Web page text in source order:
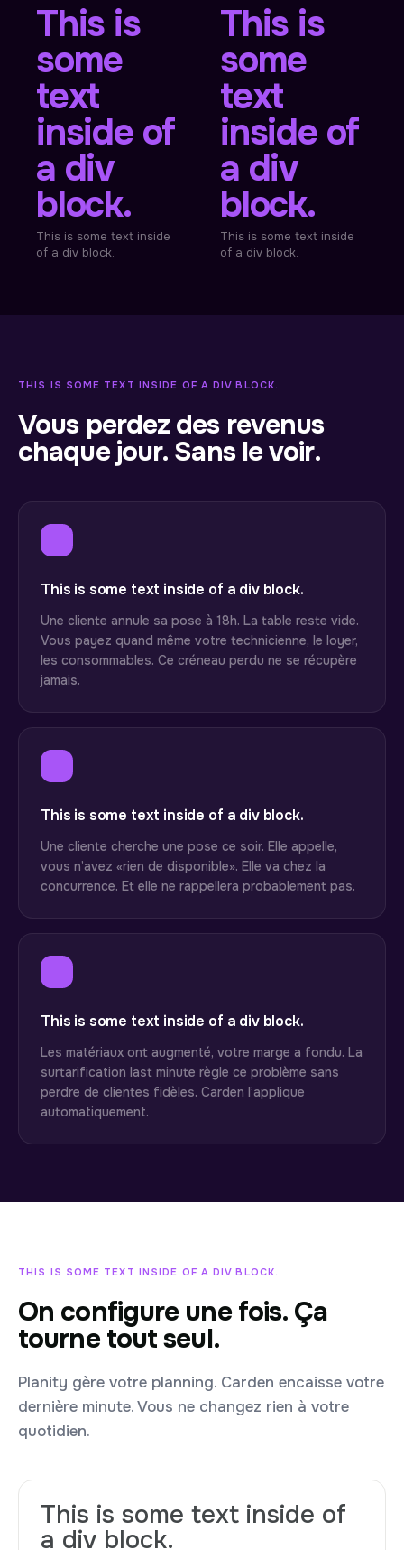
This is
some
text
inside of
a div
block.
This is some text inside
of a div block.
This is
some
text
inside of
a div
block.
This is some text inside
of a div block.
THIS IS SOME TEXT INSIDE OF A DIV BLOCK.
Vous perdez des revenus
chaque jour. Sans le voir.
This is some text inside of a div block.
Une cliente annule sa pose à 18h. La table reste vide.
Vous payez quand même votre technicienne, le loyer,
les consommables. Ce créneau perdu ne se récupère
jamais.
This is some text inside of a div block.
Une cliente cherche une pose ce soir. Elle appelle,
vous n’avez «rien de disponible». Elle va chez la
concurrence. Et elle ne rappellera probablement pas.
This is some text inside of a div block.
Les matériaux ont augmenté, votre marge a fondu. La
surtarification last minute règle ce problème sans
perdre de clientes fidèles. Carden l’applique
automatiquement.
THIS IS SOME TEXT INSIDE OF A DIV BLOCK.
On configure une fois. Ça
tourne tout seul.
Planity gère votre planning. Carden encaisse votre
dernière minute. Vous ne changez rien à votre
quotidien.
This is some text inside of
a div block.